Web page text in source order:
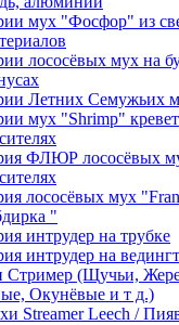
мух "Фосфор" из
лососёвых мух на
Летних Семужьих
мух "Shrimp"
ФЛЮР лососёвых
лососёвых мух
"
интрудер на трубке
интрудер на
Стример (Щучьи,
Окунёвые и т д.)
Streamer Leech /